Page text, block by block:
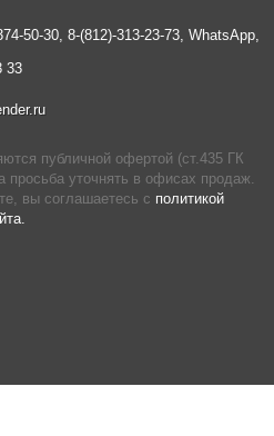
50-30, 8-(812)-313-23-73, WhatsApp,
33
публичной офертой (ст.435 ГК
просьба уточнять в офисах продаж.
вы соглашаетесь с политикой